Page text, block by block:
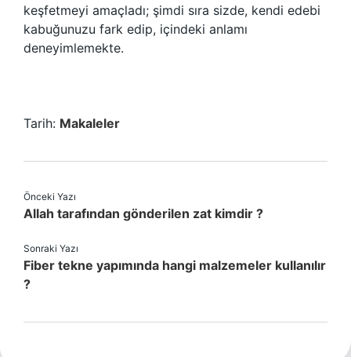
keşfetmeyi amaçladı; şimdi sıra sizde, kendi edebi
kabuğunuzu fark edip, içindeki anlamı
deneyimlemekte.
Tarih: Makaleler
Önceki Yazı
Allah tarafından gönderilen zat kimdir ?
Sonraki Yazı
Fiber tekne yapımında hangi malzemeler kullanılır
?